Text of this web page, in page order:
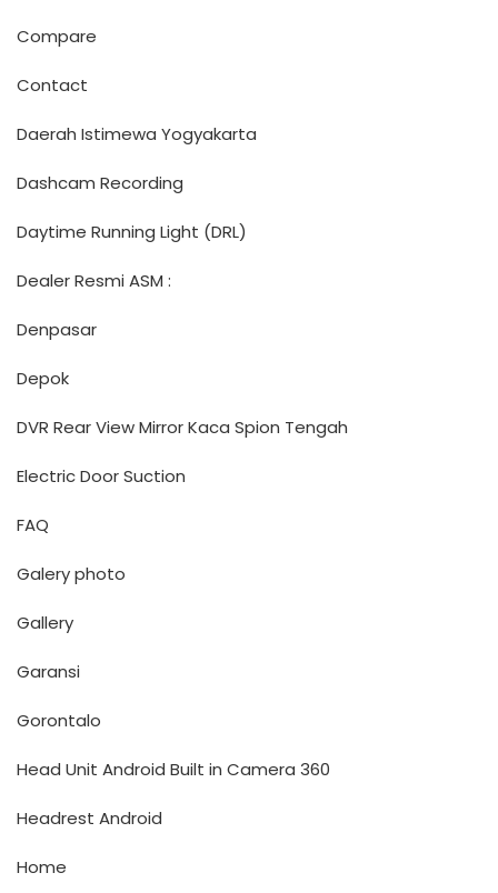
Compare
Contact
Daerah Istimewa Yogyakarta
Dashcam Recording
Daytime Running Light (DRL)
Dealer Resmi ASM :
Denpasar
Depok
DVR Rear View Mirror Kaca Spion Tengah
Electric Door Suction
FAQ
Galery photo
Gallery
Garansi
Gorontalo
Head Unit Android Built in Camera 360
Headrest Android
Home